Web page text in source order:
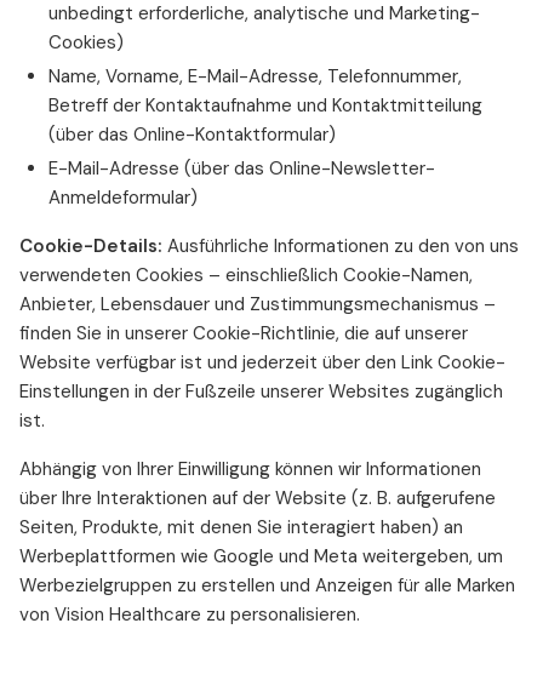
unbedingt erforderliche, analytische und Marketing-
Cookies)
Name, Vorname, E-Mail-Adresse, Telefonnummer,
Betreff der Kontaktaufnahme und Kontaktmitteilung
(über das Online-Kontaktformular)
E-Mail-Adresse (über das Online-Newsletter-
Anmeldeformular)
Cookie-Details: Ausführliche Informationen zu den von uns
verwendeten Cookies – einschließlich Cookie-Namen,
Anbieter, Lebensdauer und Zustimmungsmechanismus –
finden Sie in unserer Cookie-Richtlinie, die auf unserer
Website verfügbar ist und jederzeit über den Link Cookie-
Einstellungen in der Fußzeile unserer Websites zugänglich
ist.
Abhängig von Ihrer Einwilligung können wir Informationen
über Ihre Interaktionen auf der Website (z. B. aufgerufene
Seiten, Produkte, mit denen Sie interagiert haben) an
Werbeplattformen wie Google und Meta weitergeben, um
Werbezielgruppen zu erstellen und Anzeigen für alle Marken
von Vision Healthcare zu personalisieren.